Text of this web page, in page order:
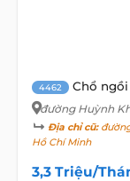
4462 Chổ
đường Huỳnh
Địa chỉ cũ:đường
Hồ Chí Minh
3,3 Triệu/